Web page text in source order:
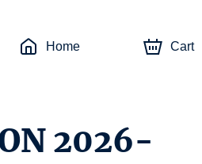
Home Cart
2026-